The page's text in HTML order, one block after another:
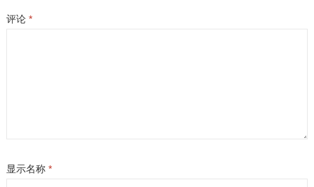
评论 *
显示名称 *